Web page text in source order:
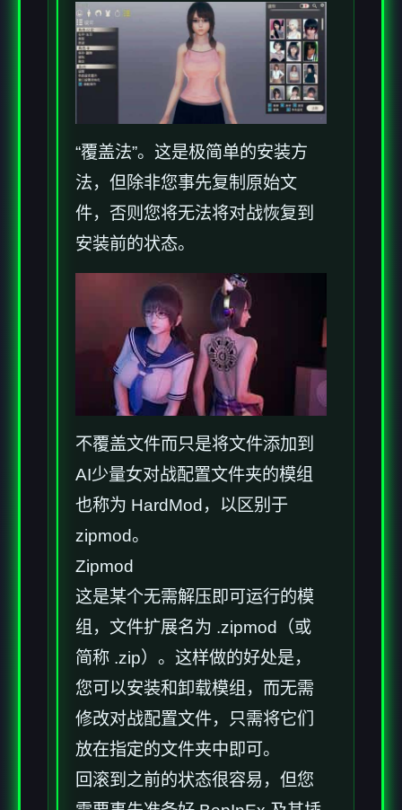
“覆盖法”。这是极简单的安装方
法，但除非您事先复制原始文
件，否则您将无法将对战恢复到
安装前的状态。
不覆盖文件而只是将文件添加到
AI少量女对战配置文件夹的模组
也称为 HardMod，以区别于
zipmod。
Zipmod
这是某个无需解压即可运行的模
组，文件扩展名为 .zipmod（或
简称 .zip）。这样做的好处是，
您可以安装和卸载模组，而无需
修改对战配置文件，只需将它们
放在指定的文件夹中即可。
回滚到之前的状态很容易，但您